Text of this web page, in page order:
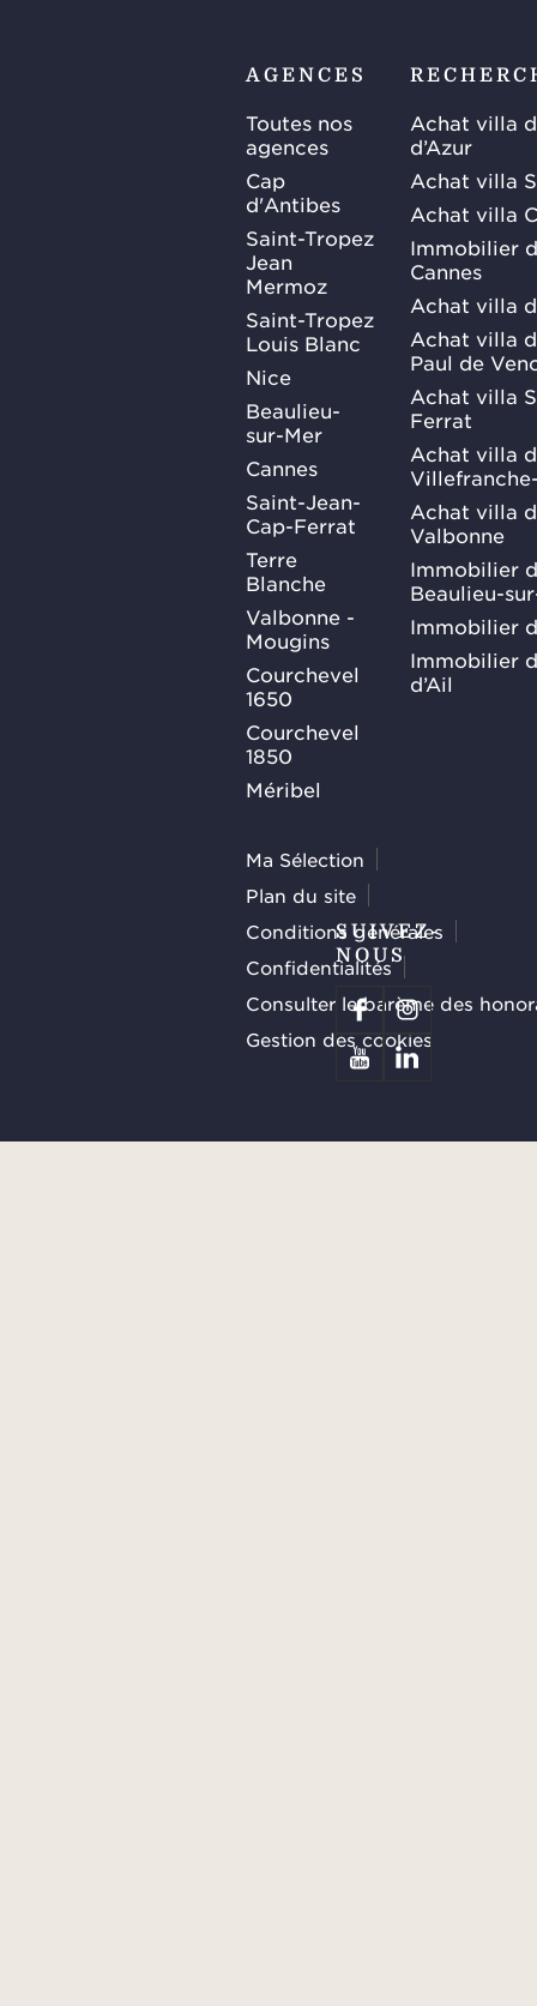
AGENCES
Toutes nos
agences
Cap
d'Antibes
Saint-Tropez
Jean
Mermoz
Saint-Tropez
Louis Blanc
Nice
Beaulieu-
sur-Mer
Cannes
Saint-Jean-
Cap-Ferrat
Terre
Blanche
Valbonne -
Mougins
Courchevel
1650
Courchevel
1850
Méribel
Achat villa
d’Azur
Achat villa
Achat villa
Immobilier
Cannes
Achat villa
Achat villa
Paul de
Achat villa
Ferrat
Achat villa
Achat villa
Valbonne
Immobilier
Beaulieu-
Immobilier
Immobilier
d’Ail
Ma Sélection
Plan du site
Conditions générales
Confidentialités
Consulter le barème des
Gestion des cookies
SUIVEZ-
NOUS